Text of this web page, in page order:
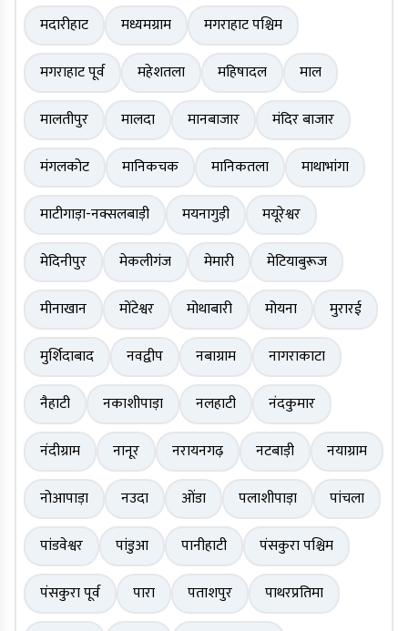
मदारीहाट
मध्यमग्राम
मगराहाट पश्चिम
मगराहाट पूर्व
महेशतला महिषादल
माल
मालतीपुर
मालदा मानबाजार
मंदिर बाजार
मंगलकोट
मानिकचक मानिकतला
माथाभांगा
माटीगाड़ा-नक्सलबाड़ी
मयनागुड़ी
मयूरेश्वर
मेदिनीपुर
मेकलीगंज मेमारी
मेटियाबुरूज
मीनाखान
मोंटेश्वर मोथाबारी मोयना
मुरारई
मुर्शिदाबाद
नवद्वीप नबाग्राम
नागराकाटा
नैहाटी
नकाशीपाड़ा नलहाटी
नंदकुमार
नंदीग्राम
नानूर नरायनगढ़ नटबाड़ी
नयाग्राम
नोआपाड़ा
नउदा ओंडा पलाशीपाड़ा
पांचला
पांडवेश्वर
पांडुआ पानीहाटी
पंसकुरा पश्चिम
पंसकुरा पूर्व
पारा पताशपुर
पाथरप्रतिमा